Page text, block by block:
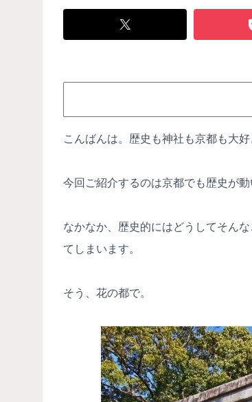
こんばんは。歴史も神社も京都も大
今回ご紹介するのは京都でも歴史が
なかなか、歴史的にはどうしてそん
てしまいます。
そう、花の都で。